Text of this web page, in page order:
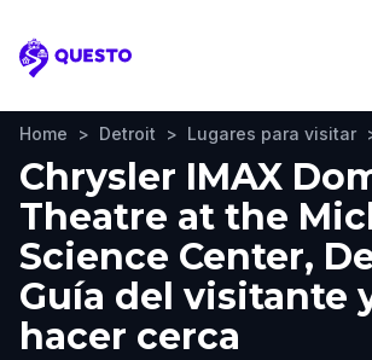
Questo
Home > Detroit > Lugares para visitar
Chrysler IMAX
Theatre at the
Science Center,
Guía del visitante
hacer cerca